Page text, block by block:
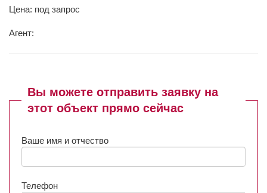
Цена: под запрос
Агент:
Вы можете отправить заявку на
этот объект прямо сейчас
Ваше имя и отчество
Телефон